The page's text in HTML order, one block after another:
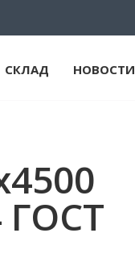
СКЛАД НОВОСТИ
ГОСТ